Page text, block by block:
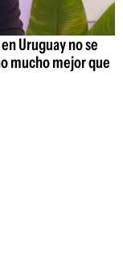
Uruguay no se
mucho mejor que